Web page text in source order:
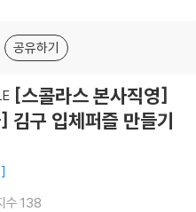
공유하기
[스콜라스 본사직영]
김구 입체퍼즐 만들기
수 138